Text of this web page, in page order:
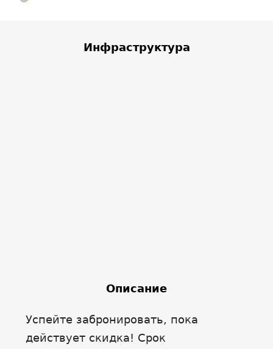
Инфраструктура
Описание
Успейте забронировать, пока
действует скидка! Срок